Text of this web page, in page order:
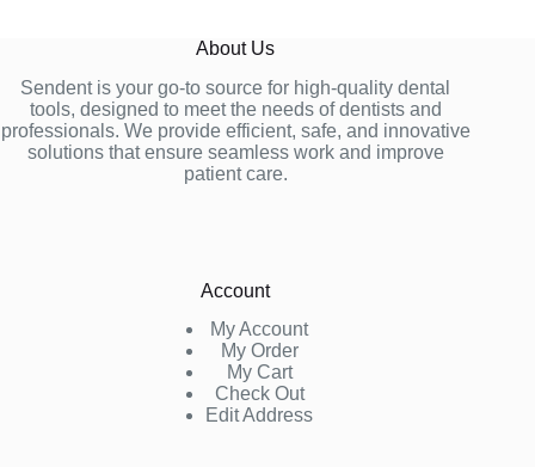
About Us
Sendent is your go-to source for high-quality dental
tools, designed to meet the needs of dentists and
professionals. We provide efficient, safe, and innovative
solutions that ensure seamless work and improve
patient care.
Account
My Account
My Order
My Cart
Check Out
Edit Address